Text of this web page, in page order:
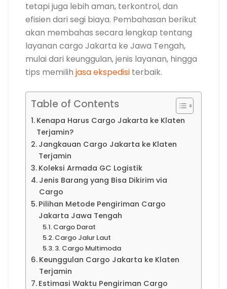
tetapi juga lebih aman, terkontrol, dan
efisien dari segi biaya. Pembahasan berikut
akan membahas secara lengkap tentang
layanan cargo Jakarta ke Jawa Tengah,
mulai dari keunggulan, jenis layanan, hingga
tips memilih jasa ekspedisi terbaik.
Table of Contents
Kenapa Harus Cargo Jakarta ke Klaten
Terjamin?
Jangkauan Cargo Jakarta ke Klaten
Terjamin
Koleksi Armada GC Logistik
Jenis Barang yang Bisa Dikirim via
Cargo
Pilihan Metode Pengiriman Cargo
Jakarta Jawa Tengah
Cargo Darat
Cargo Jalur Laut
3. Cargo Multimoda
Keunggulan Cargo Jakarta ke Klaten
Terjamin
Estimasi Waktu Pengiriman Cargo